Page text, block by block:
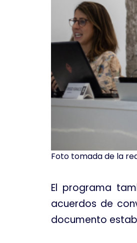
Foto tomada de la
El programa
acuerdos de
documento